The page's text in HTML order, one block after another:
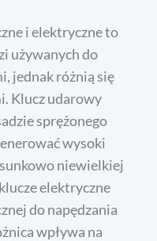
i elektryczne to
używanych do
jednak różnią się
Klucz udarowy
sprężonego
wysoki
niewielkiej
elektryczne
do napędzania
wpływa na